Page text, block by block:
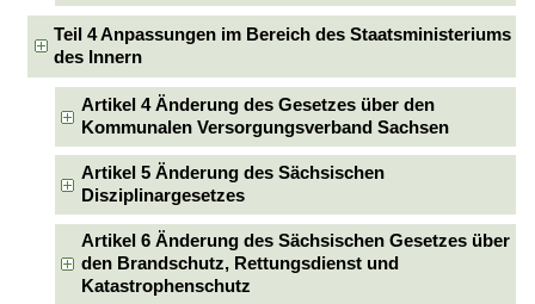
Teil 4 Anpassungen im Bereich des Staatsministeriums
des Innern
Artikel 4 Änderung des Gesetzes über den
Kommunalen Versorgungsverband Sachsen
Artikel 5 Änderung des Sächsischen
Disziplinargesetzes
Artikel 6 Änderung des Sächsischen Gesetzes über
den Brandschutz, Rettungsdienst und
Katastrophenschutz